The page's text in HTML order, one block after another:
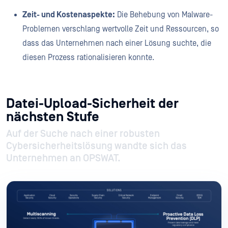
Zeit- und Kostenaspekte: Die Behebung von Malware-
Problemen verschlang wertvolle Zeit und Ressourcen, so
dass das Unternehmen nach einer Lösung suchte, die
diesen Prozess rationalisieren konnte.
Datei-Upload-Sicherheit der
nächsten Stufe
Auf der Suche nach einer robusten
Cybersicherheitslösung wandte sich das
Unternehmen an OPSWAT.